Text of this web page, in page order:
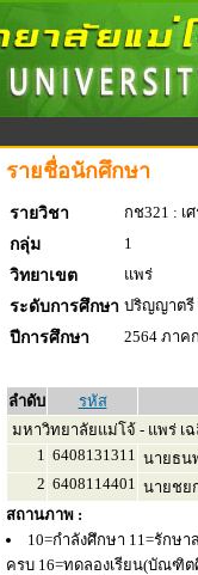
รายชื่อนักศึกษา
รายวิชา
กช321 : เ
กลุ่ม
1
วิทยาเขต
แพร่
ระดับการศึกษา ปริญญาตรี
ปีการศึกษา
2564 ภาค
ลำดับ
รหัส
มหาวิทยาลัยแม่โจ้ - แพร่ เ
1 6408131311 นายธน
2 6408114401 นายชย
สถานภาพ :
10=กำลังศึกษา 11=รักษ
ครบ 16=ทดลองเรียน(บัณฑิต